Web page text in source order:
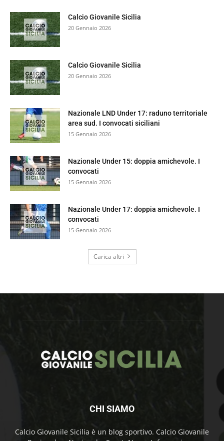
Calcio Giovanile Sicilia
20 Gennaio 2026
Calcio Giovanile Sicilia
20 Gennaio 2026
Nazionale LND Under 17: raduno territoriale
area sud. I convocati siciliani
15 Gennaio 2026
Nazionale Under 15: doppia amichevole. I
convocati
15 Gennaio 2026
Nazionale Under 17: doppia amichevole. I
convocati
15 Gennaio 2026
Carica altri
CHI SIAMO
Calcio Giovanile Sicilia è un blog sportivo. Calcio Giovanile